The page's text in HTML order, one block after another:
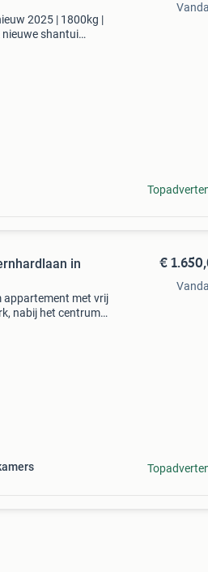
2025 | 1800kg |
nieuwe shantui
in
appartement met vrij
nabij het centrum
€